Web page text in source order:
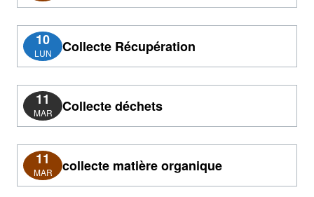
10
LUN Collecte Récupération
11
MAR Collecte déchets
11
MAR collecte matière organique